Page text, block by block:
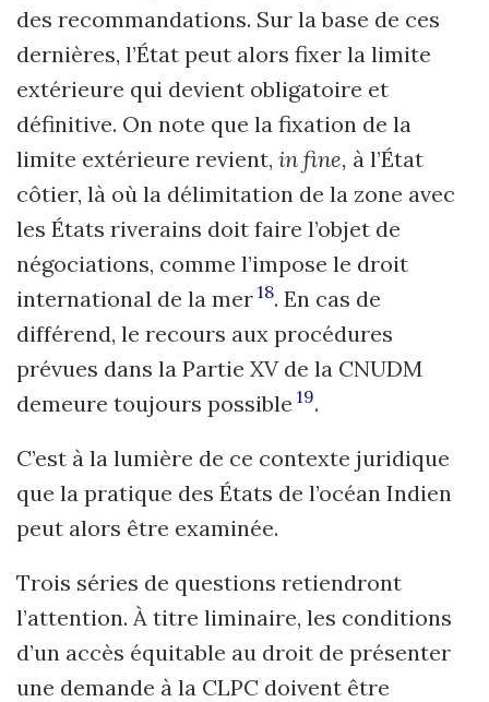
des recommandations. Sur la base de ces
dernières, l’État peut alors fixer la limite
extérieure qui devient obligatoire et
définitive. On note que la fixation de la
limite extérieure revient, in fine, à l’État
côtier, là où la délimitation de la zone avec
les États riverains doit faire l’objet de
négociations, comme l’impose le droit
international de la mer 18. En cas de
différend, le recours aux procédures
prévues dans la Partie XV de la CNUDM
demeure toujours possible 19.
C’est à la lumière de ce contexte juridique
que la pratique des États de l’océan Indien
peut alors être examinée.
Trois séries de questions retiendront
l’attention. À titre liminaire, les conditions
d’un accès équitable au droit de présenter
une demande à la CLPC doivent être